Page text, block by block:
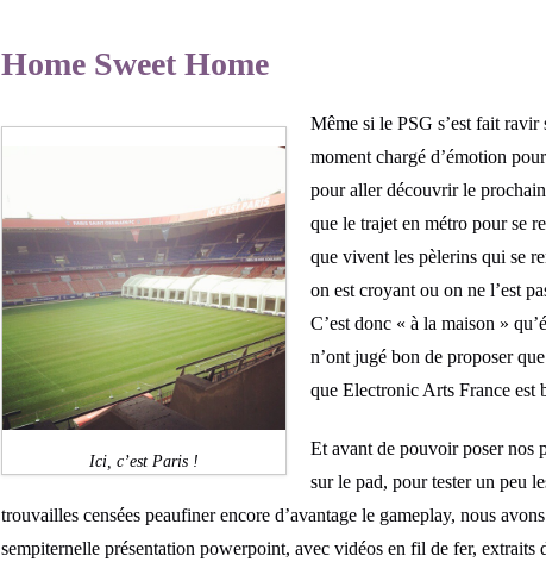
Home Sweet Home
Ici, c’est Paris !
Même si le PSG s’est fait
moment chargé d’émotion
pour aller découvrir le prochain
que le trajet en métro pour se
que vivent les pèlerins qui se
on est croyant ou on ne l’est
C’est donc « à la maison »
n’ont jugé bon de proposer
que Electronic Arts France est
Et avant de pouvoir poser nos
sur le pad, pour tester un peu
trouvailles censées peaufiner encore d’avantage le gameplay, nous
sempiternelle présentation powerpoint, avec vidéos en fil de fer, extraits